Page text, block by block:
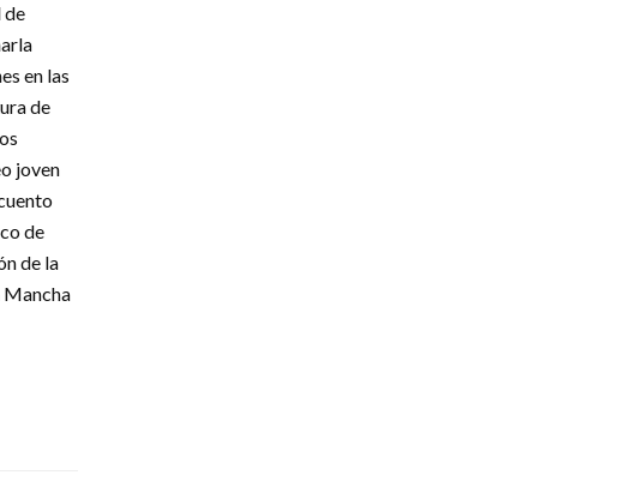
de
en las
de
joven
de
de la
Mancha